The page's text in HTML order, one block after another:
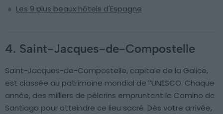
Les 9 plus beaux hôtels d'Espagne
4. Saint-Jacques-de-Compostelle
Saint-Jacques-de-Compostelle, capitale de la Galice,
est classée au patrimoine mondial de l’UNESCO. Chaque
année, des milliers de pèlerins empruntent le Camino de
Santiago pour atteindre ce lieu sacré. Dès votre arrivée,